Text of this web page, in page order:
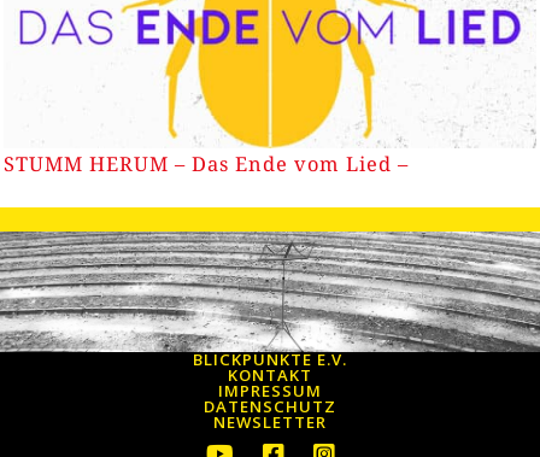
STUMM HERUM – Das Ende vom Lied –
BLICKPUNKTE E.V.
KONTAKT
IMPRESSUM
DATENSCHUTZ
NEWSLETTER